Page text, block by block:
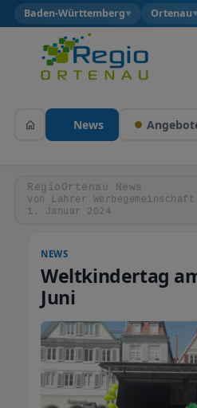
Baden-Württemberg▼ Ortenau
News
RegioOrtenau News
von Lahrer
1. Januar 2024
NEWS
Weltkindertag
Juni